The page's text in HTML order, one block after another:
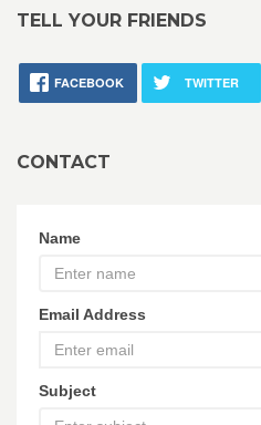
TELL YOUR FRIENDS
FACEBOOK TWITTER
CONTACT
Name
Email Address
Subject